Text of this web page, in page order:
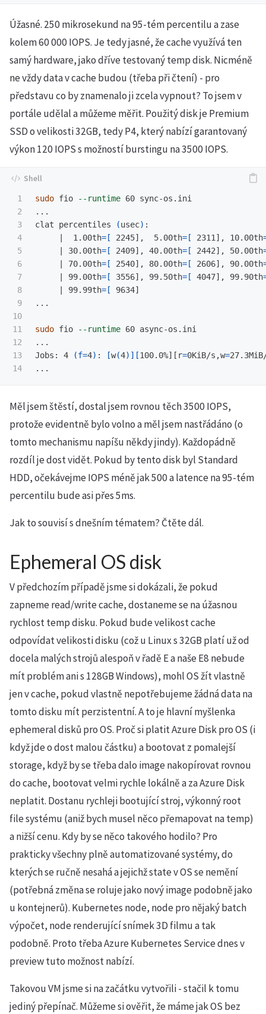
Úžasné. 250 mikrosekund na 95-tém percentilu a zase
kolem 60 000 IOPS. Je tedy jasné, že cache využívá ten
samý hardware, jako dříve testovaný temp disk. Nicméně
ne vždy data v cache budou (třeba při čtení) - pro
představu co by znamenalo ji zcela vypnout? To jsem v
portále udělal a můžeme měřit. Použitý disk je Premium
SSD o velikosti 32GB, tedy P4, který nabízí garantovaný
výkon 120 IOPS s možností burstingu na 3500 IOPS.
1
2
3
4
5
6
7
8
9
10
11
12
13
sudo fio --runtime 60 sync-os.ini
...
clat percentiles
(usec) :
     |  1.00th
=[ 2245],  5.00th=[ 2311], 10.00th
     | 30.00th
=[ 2409], 40.00th=[ 2442], 50.00th
     | 70.00th
=[ 2540], 80.00th=[ 2606], 90.00th
     | 99.00th
=[ 3556], 99.50th=[ 4047], 99.90th
     | 99.99th
=[
9634]
...
sudo fio --runtime 60 async-os.ini
...
Jobs: 4
(f=4) : [w(4)][100.0%][r=0KiB/s,w=
Měl jsem štěstí, dostal jsem rovnou těch 3500 IOPS,
protože evidentně bylo volno a měl jsem nastřádáno (o
tomto mechanismu napíšu někdy jindy). Každopádně
rozdíl je dost vidět. Pokud by tento disk byl Standard
HDD, očekávejme IOPS méně jak 500 a latence na 95-tém
percentilu bude asi přes 5ms.
Jak to souvisí s dnešním tématem? Čtěte dál.
Ephemeral OS disk
V předchozím případě jsme si dokázali, že pokud
zapneme read/write cache, dostaneme se na úžasnou
rychlost temp disku. Pokud bude velikost cache
odpovídat velikosti disku (což u Linux s 32GB platí už od
docela malých strojů alespoň v řadě E a naše E8 nebude
mít problém ani s 128GB Windows), mohl OS žít vlastně
jen v cache, pokud vlastně nepotřebujeme žádná data na
tomto disku mít perzistentní. A to je hlavní myšlenka
ephemeral disků pro OS. Proč si platit Azure Disk pro OS (i
když jde o dost malou částku) a bootovat z pomalejší
storage, když by se třeba dalo image nakopírovat rovnou
do cache, bootovat velmi rychle lokálně a za Azure Disk
neplatit. Dostanu rychleji bootující stroj, výkonný root
file systému (aniž bych musel něco přemapovat na temp)
a nižší cenu. Kdy by se něco takového hodilo? Pro
prakticky všechny plně automatizované systémy, do
kterých se ručně nesahá a jejichž state v OS se nemění
(potřebná změna se roluje jako nový image podobně jako
u kontejnerů). Kubernetes node, node pro nějaký batch
výpočet, node renderující snímek 3D filmu a tak
podobně. Proto třeba Azure Kubernetes Service dnes v
preview tuto možnost nabízí.
Takovou VM jsme si na začátku vytvořili - stačil k tomu
jediný přepínač. Můžeme si ověřit, že máme jak OS bez